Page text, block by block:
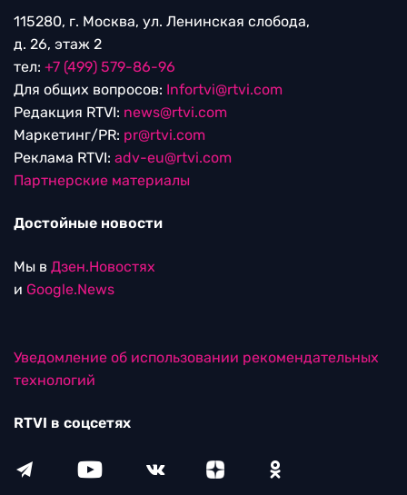
115280, г. Москва, ул. Ленинская слобода,
д. 26, этаж 2
тел: +7 (499) 579-86-96
Для общих вопросов: Infortvi@rtvi.com
Редакция RTVI: news@rtvi.com
Маркетинг/PR: pr@rtvi.com
Реклама RTVI: adv-eu@rtvi.com
Партнерские материалы
Достойные новости
Мы в Дзен.Новостях
и Google.News
Уведомление об использовании рекомендательных
технологий
RTVI в соцсетях